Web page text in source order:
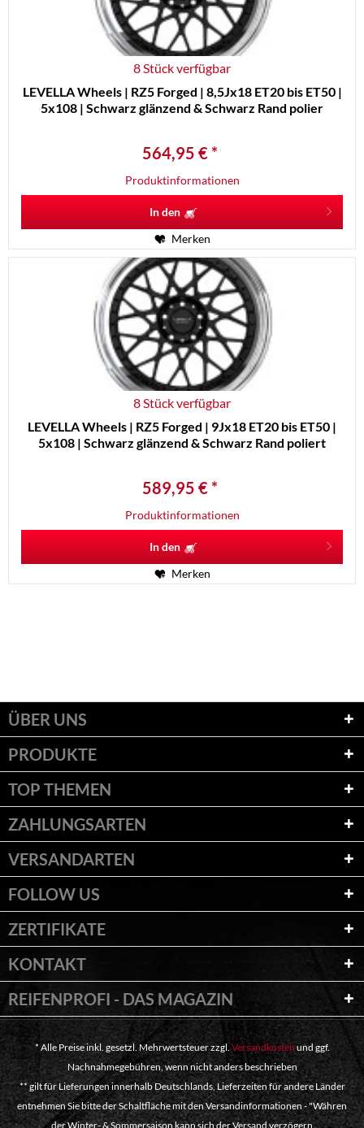
8 Stück verfügbar
LEVELLA Wheels | RZ5 Forged | 8,5Jx18 ET20 bis ET50 |
5x108 | Schwarz glänzend & Schwarz Rand polier
564,95 € *
Produktinformationen
In den
Merken
8 Stück verfügbar
LEVELLA Wheels | RZ5 Forged | 9Jx18 ET20 bis ET50 |
5x108 | Schwarz glänzend & Schwarz Rand poliert
589,95 € *
Produktinformationen
In den
Merken
ÜBER UNS
PRODUKTE
TOP THEMEN
ZAHLUNGSARTEN
VERSANDARTEN
FOLLOW US
ZERTIFIKATE
KONTAKT
REIFENPROFI - DAS MAGAZIN
* Alle Preise inkl. gesetzl. Mehrwertsteuer zzgl. Versandkosten und ggf.
Nachnahmegebühren, wenn nicht anders beschrieben
** gilt für Lieferungen innerhalb Deutschlands, Lieferzeiten für andere Länder
entnehmen Sie bitte der Schaltfläche mit den Versandinformationen - "Währen
der Winter- & Sommersaison kann sich der Versand verzögern